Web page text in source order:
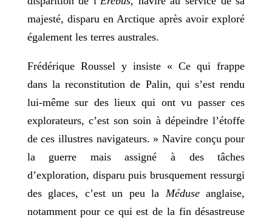
majesté, disparu en Arctique après avoir exploré
également les terres australes.
Frédérique Roussel y insiste « Ce qui frappe
dans la reconstitution de Palin, qui s’est rendu
lui-même sur des lieux qui ont vu passer ces
explorateurs, c’est son soin à dépeindre l’étoffe
de ces illustres navigateurs. » Navire conçu pour
la guerre mais assigné à des tâches
d’exploration, disparu puis brusquement ressurgi
des glaces, c’est un peu la Méduseanglaise,
notamment pour ce qui est de la fin désastreuse